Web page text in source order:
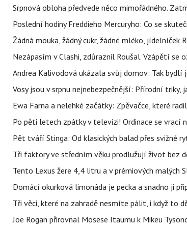
Srpnová obloha předvede něco mimořádného.
Poslední hodiny Freddieho Mercuryho: Co se
Žádná mouka, žádný cukr, žádné mléko, jídelníček
Nezápasím v Clashi, zdůraznil Roušal. Vzápětí se
Andrea Kalivodová ukázala svůj domov: Tak
Vosy jsou v srpnu nejnebezpečnější: Přírodní triky,
Ewa Farna a nelehké začátky: Zpěvačce, které
Po pěti letech zpátky v televizi! Ordinace se vrací
Pět tváří Stinga: Od klasických balad přes svižné
Tři faktory ve středním věku prodlužují život bez
Tento Lexus žere 4,4 litru a v prémiových malých
Domácí okurková limonáda je pecka a snadno ji
Tři věci, které na zahradě nesmíte pálit, i když to
Joe Rogan přirovnal Mosese Itaumu k Mikeu